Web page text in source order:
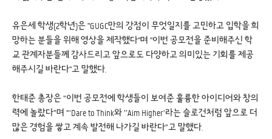
유은세 학생(2학년)은 "GUGC만의 강점이 무엇일지를 고민하고 입학을 희
망하는 분들을 위해 영상을 제작했다"며 "이번 공모전을 준비해주신 학
교 관계자분들께 감사드리고 앞으로도 다양하고 의미있는 기회를 제공
해주시길 바란다"고 말했다.
한태준 총장은 “이번 공모전에 학생들이 보여준 훌륭한 아이디어와 창의
력에 놀랐다”며 “‘Dare to Think와 ’’Aim Higher’라는 슬로건처럼 앞으로 더
많은 경험을 쌓고 계속 발전해 나가길 바란다”고 말했다.